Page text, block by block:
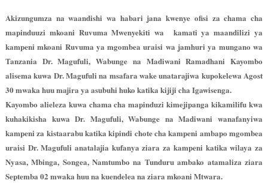
Akizungumza na waandishi wa habari jana kwenye ofisi za chama cha
mapinduuzi mkoani Ruvuma Mwenyekiti wa
kamati ya maandilizi ya
kampeni mkoani Ruvuma ya mgombea uraisi wa jamhuri ya mungano wa
Tanzania Dr. Magufuli, Wabunge na Madiwani Ramadhani Kayombo
alisema kuwa Dr. Magufuli na msafara wake unatarajiwa kupokelewa Agost
30 mwaka huu majira ya asubuhi huko katika kijiji cha Igawisenga.
Kayombo alieleza kuwa chama cha mapinduzi kimejipanga kikamilifu kwa
kuhakikisha kuwa Dr. Magufuli, Wabunge na Madiwani wanafanyiwa
kampeni za kistaarabu katika kipindi chote cha kampeni ambapo mgombea
uraisi Dr. Magufuli anatalajia kufanya ziara za kampeni katika wilaya za
Nyasa, Mbinga, Songea, Namtumbo na Tunduru ambako atamaliza ziara
Septemba 02 mwaka huu na kuendelea na ziara mkoani Mtwara.